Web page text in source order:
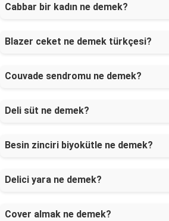
Cabbar bir kadın ne demek?
Blazer ceket ne demek türkçesi?
Couvade sendromu ne demek?
Deli süt ne demek?
Besin zinciri biyokütle ne demek?
Delici yara ne demek?
Cover almak ne demek?